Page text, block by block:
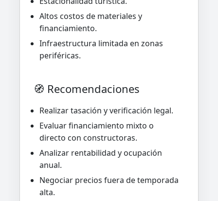
Altos costos de materiales y
financiamiento.
Infraestructura limitada en zonas
periféricas.
🧭 Recomendaciones
Realizar tasación y verificación legal.
Evaluar financiamiento mixto o
directo con constructoras.
Analizar rentabilidad y ocupación
anual.
Negociar precios fuera de temporada
alta.